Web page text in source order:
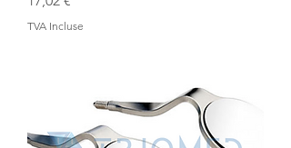
TVA Incluse